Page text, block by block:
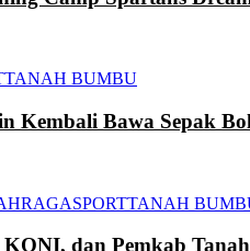
TANAH BUMBU
Kembali Bawa Sepak
SPORTTANAH
dan Pemkab